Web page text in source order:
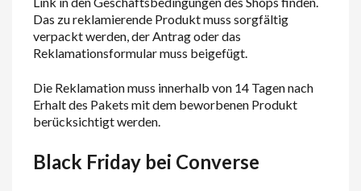
Das zu reklamierende Produkt muss sorgfältig
verpackt werden, der Antrag oder das
Reklamationsformular muss beigefügt.
Die Reklamation muss innerhalb von 14 Tagen nach
Erhalt des Pakets mit dem beworbenen Produkt
berücksichtigt werden.
Black Friday bei Converse